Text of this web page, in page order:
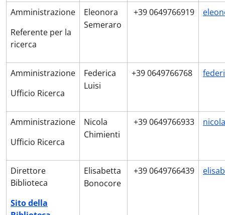
Amministrazione
Referente per la
ricerca
Eleonora
Semeraro
+39 0649766919
Amministrazione
Ufficio Ricerca
Federica
Luisi
+39 0649766768
Amministrazione
Ufficio Ricerca
Nicola
Chimienti
+39 0649766933
Direttore
Biblioteca
Sito della
Elisabetta
Bonocore
+39 0649766439